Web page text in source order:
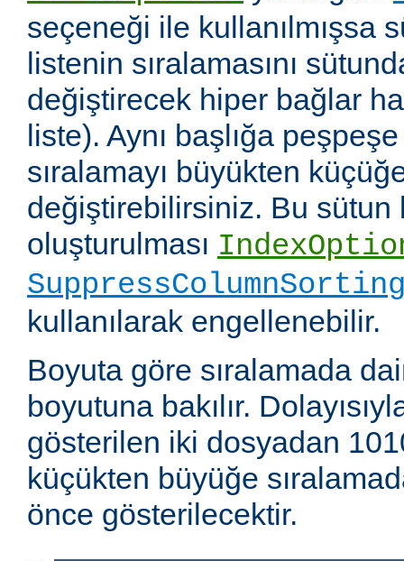
seçeneği ile kullanılmışsa
listenin sıralamasını
değiştirecek hiper bağlar
liste). Aynı başlığa
sıralamayı büyükten
değiştirebilirsiniz. Bu sütun
oluşturulması
kullanılarak engellenebilir.
Boyuta göre sıralamada
boyutuna bakılır.
gösterilen iki dosyadan
küçükten büyüğe
önce gösterilecektir.